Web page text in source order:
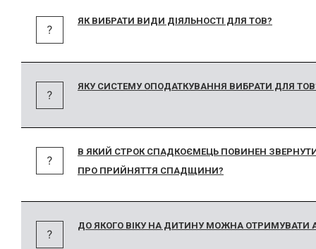
ЯК ВИБРАТИ ВИДИ ДІЯЛЬНОСТІ ДЛЯ ТОВ?
ЯКУ СИСТЕМУ ОПОДАТКУВАННЯ ВИБРАТИ ДЛЯ
В ЯКИЙ СТРОК СПАДКОЄМЕЦЬ ПОВИНЕН
ПРО ПРИЙНЯТТЯ СПАДЩИНИ?
ДО ЯКОГО ВІКУ НА ДИТИНУ МОЖНА ОТРИМУВАТИ